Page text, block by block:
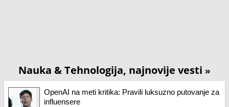
Nauka & Tehnologija, najnovije vesti »
OpenAI na meti kritika: Pravili luksuzno putovanje za
influensere